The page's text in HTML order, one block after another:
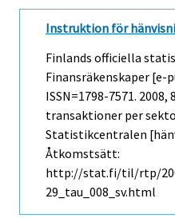
Instruktion för
Finlands officiella
Finansräkenskaper [e-
ISSN=1798-7571.
transaktioner per
Statistikcentralen
Åtkomstsätt:
http://stat.fi/til/rtp/
29_tau_008_sv.html